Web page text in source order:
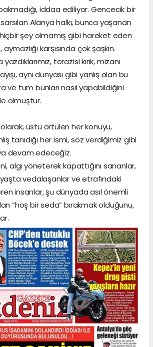
iddaa ediliyor. Gencecik bir
Alanya halkı, bunca yaşanan
hiçbir şey olmamış gibi hareket eden
karşısında çok şaşkın.
terazisi kırık, mizanı
aynı dünyası gibi yanlış olan bu
ve tüm bunları nasıl yapabildiğini
olmuştur.
üstü örtülen her konuyu,
tanıdığı her ismi, söz verdiğimiz gibi
devam edeceğiz.
algı yöneterek kapattığını sananlar,
vedalaşanlar ve etrafındaki
insanlar, şu dünyada asıl önemli
“hoş bir seda” bırakmak olduğunu,